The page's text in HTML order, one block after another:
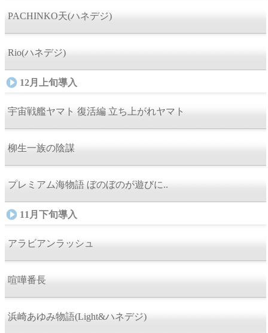
PACHINKO天(ハネデジ)
Rio(ハネデジ)
12月上旬導入
宇宙戦艦ヤマト 復活編 立ち上がれヤマト
柳生一族の陰謀
プレミアム海物語 ぼのぼのが遊びに..
11月下旬導入
アラビアンラッシュ
喧嘩番長
浜崎あゆみ物語(Light&ハネデジ)